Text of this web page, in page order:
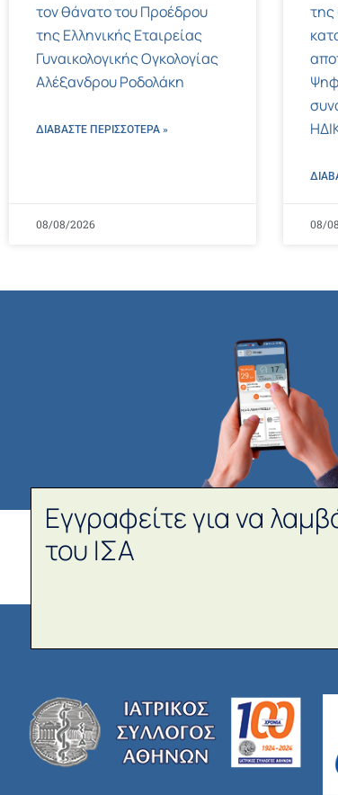
τον θάνατο του Προέδρου
της Ελληνικής Εταιρείας
Γυναικολογικής Ογκολογίας
Αλέξανδρου Ροδολάκη
ΔΙΑΒΑΣΤΕ ΠΕΡΙΣΣΌΤΕΡΑ »
08/08/2026
της
08/
Εγγραφείτε για να
του ΙΣΑ